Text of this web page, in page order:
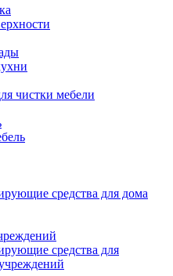
чистки мебели
средства для дома
средства для